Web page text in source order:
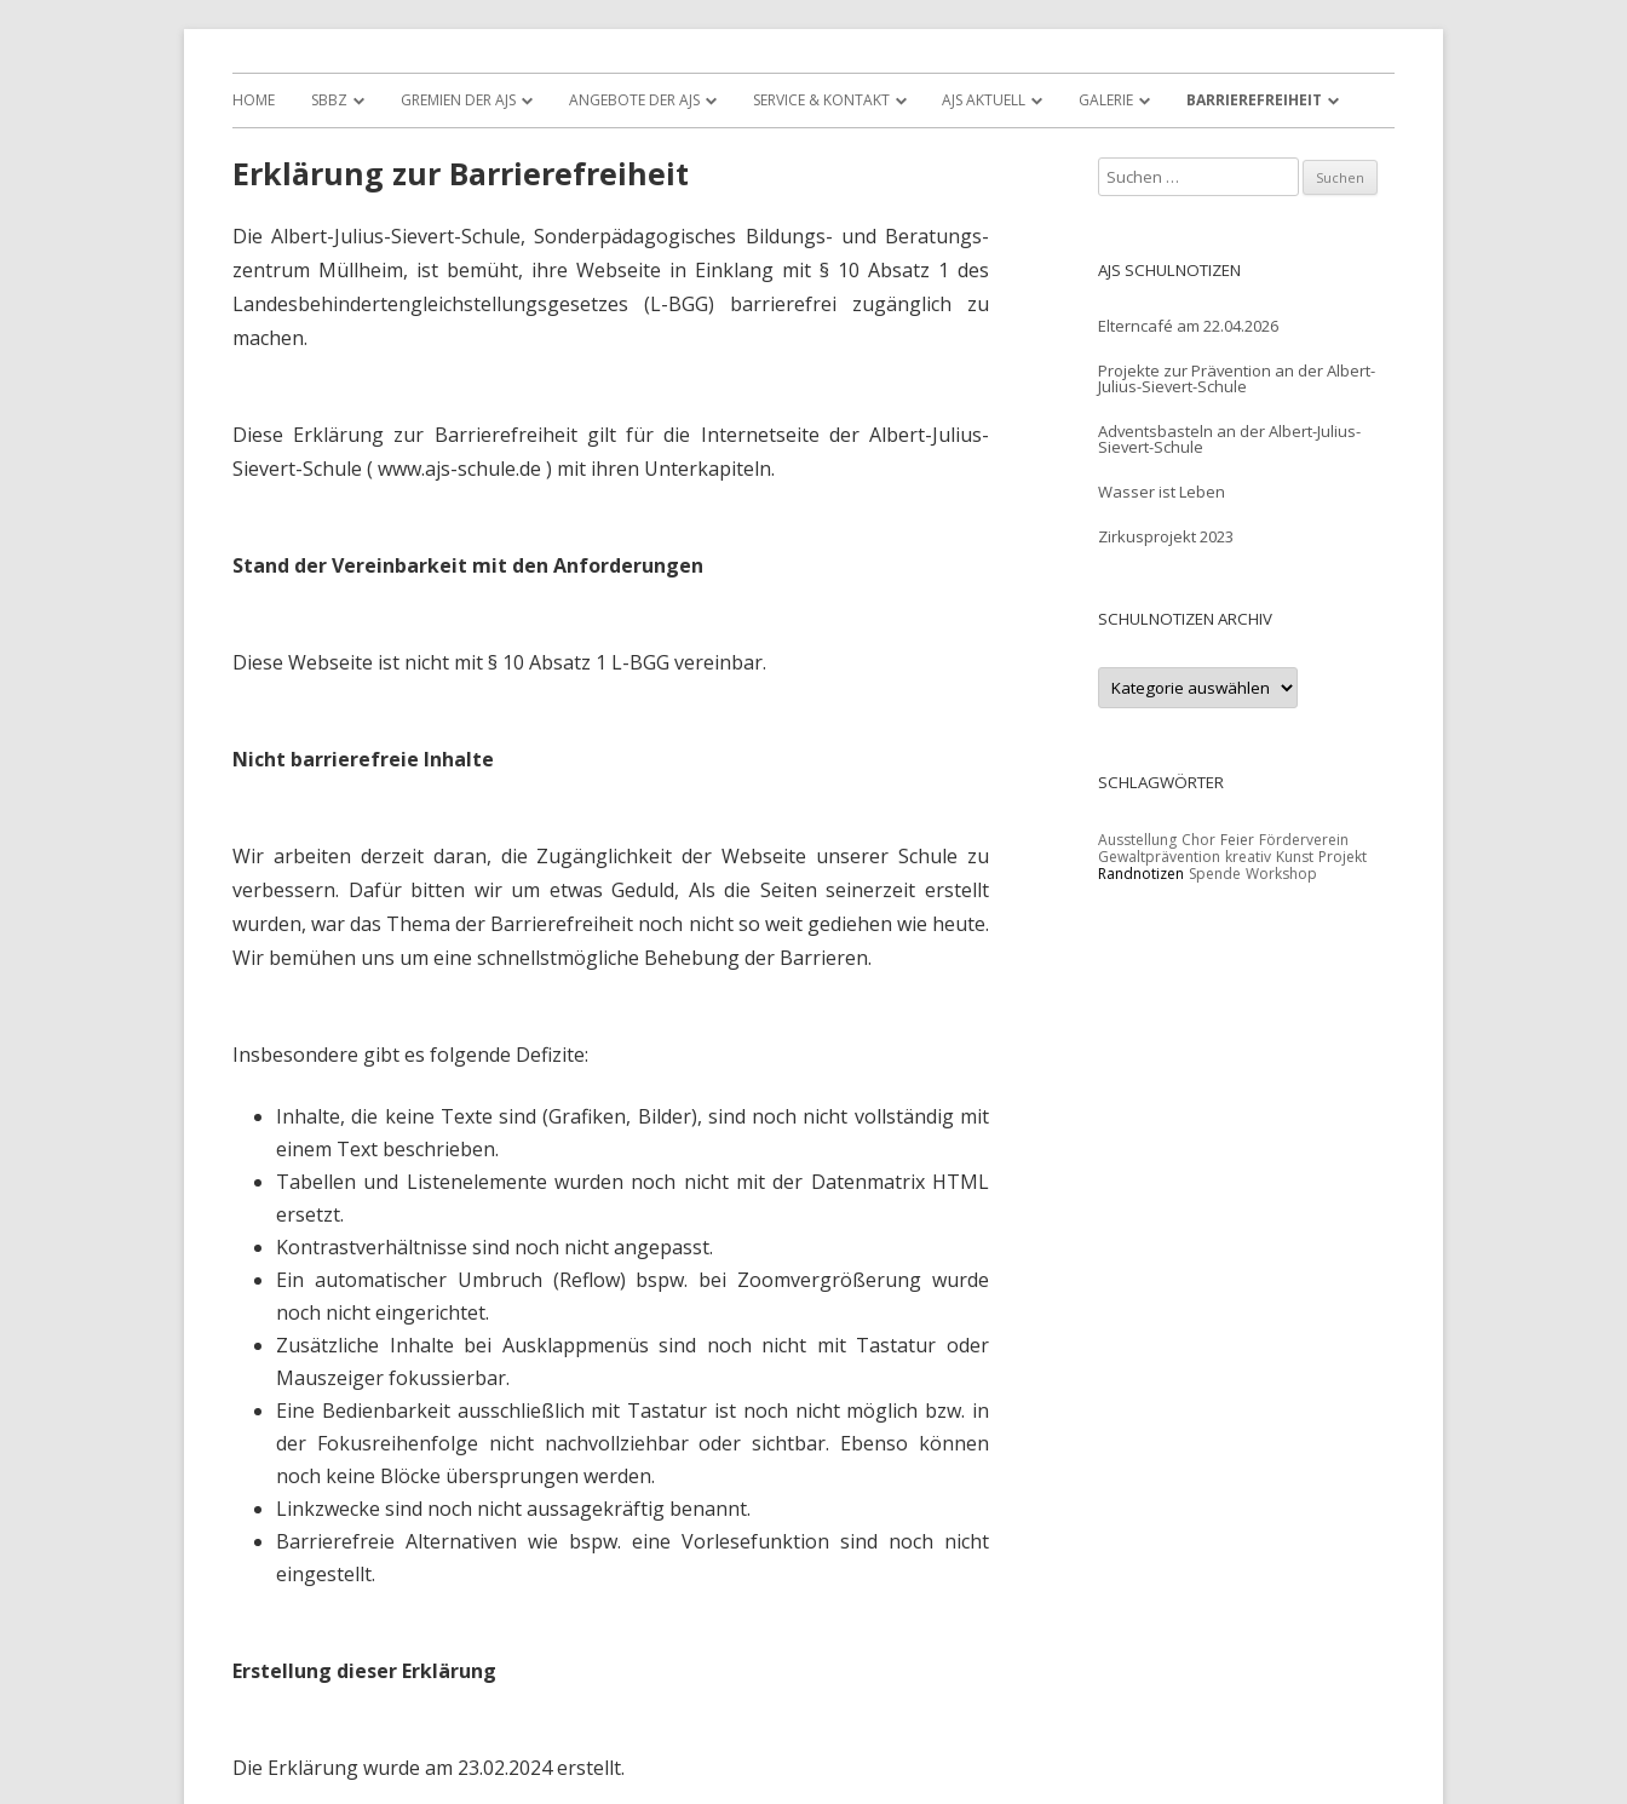
Albert-Julius-Sievert-Schule Zum
Inhalt
HOME SBBZ GREMIEN DER AJS ANGEBOTE DER AJS SERVICE & KONTAKT AJS AKTUELL GALERIE BARRIEREFREIHEIT
Erklärung zur Barrierefreiheit
Die Albert-Julius-Sievert-Schule, Sonderpädagogisches Bildungs- und Beratungs-
zentrum Müllheim, ist bemüht, ihre Webseite in Einklang mit § 10 Absatz 1 des
Landesbehindertengleichstellungsgesetzes (L-BGG) barrierefrei zugänglich zu
machen.
Diese Erklärung zur Barrierefreiheit gilt für die Internetseite der Albert-Julius-
Sievert-Schule ( www.ajs-schule.de ) mit ihren Unterkapiteln.
Stand der Vereinbarkeit mit den Anforderungen
Diese Webseite ist nicht mit § 10 Absatz 1 L-BGG vereinbar.
Nicht barrierefreie Inhalte
Wir arbeiten derzeit daran, die Zugänglichkeit der Webseite unserer Schule zu
verbessern. Dafür bitten wir um etwas Geduld, Als die Seiten seinerzeit erstellt
wurden, war das Thema der Barrierefreiheit noch nicht so weit gediehen wie heute.
Wir bemühen uns um eine schnellstmögliche Behebung der Barrieren.
Insbesondere gibt es folgende Defizite:
Inhalte, die keine Texte sind (Grafiken, Bilder), sind noch nicht vollständig mit
einem Text beschrieben.
Tabellen und Listenelemente wurden noch nicht mit der Datenmatrix HTML
ersetzt.
Kontrastverhältnisse sind noch nicht angepasst.
Ein automatischer Umbruch (Reflow) bspw. bei Zoomvergrößerung wurde
noch nicht eingerichtet.
Zusätzliche Inhalte bei Ausklappmenüs sind noch nicht mit Tastatur oder
Mauszeiger fokussierbar.
Eine Bedienbarkeit ausschließlich mit Tastatur ist noch nicht möglich bzw. in
der Fokusreihenfolge nicht nachvollziehbar oder sichtbar. Ebenso können
noch keine Blöcke übersprungen werden.
Linkzwecke sind noch nicht aussagekräftig benannt.
Barrierefreie Alternativen wie bspw. eine Vorlesefunktion sind noch nicht
eingestellt.
Erstellung dieser Erklärung
Die Erklärung wurde am 23.02.2024 erstellt.
u
e
n
a
c
h
AJS SCHULNOTIZEN
Elterncafé am 22.04.2026
Projekte zur Prävention an der Albert-
Julius-Sievert-Schule
Adventsbasteln an der Albert-Julius-
Sievert-Schule
Wasser ist Leben
Zirkusprojekt 2023
SCHULNOTIZEN ARCHIV
S
h
o
t
e
n
A
SCHLAGWÖRTER
Ausstellung Chor Feier Förderverein
Gewaltprävention kreativ Kunst Projekt
Randnotizen Spende Workshop